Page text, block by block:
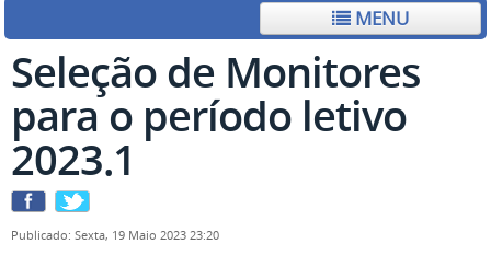
MENU
Seleção de Monitores
para o período letivo
2023.1
Publicado: Sexta, 19 Maio 2023 23:20